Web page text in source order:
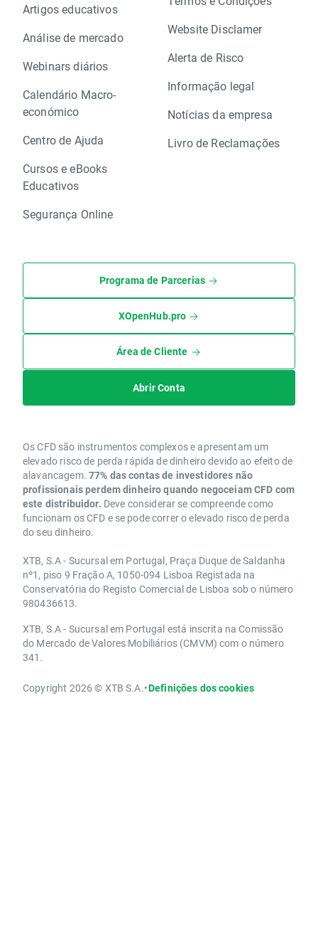
Artigos educativos
Análise de mercado
Webinars diários
Calendário Macro-
económico
Centro de Ajuda
Cursos e eBooks
Educativos
Segurança Online
Website Disclamer
Alerta de Risco
Informação legal
Notícias da empresa
Livro de Reclamações
Programa de Parcerias
XOpenHub.pro
Área de Cliente
Abrir Conta
Os CFD são instrumentos complexos e apresentam um
elevado risco de perda rápida de dinheiro devido ao efeito de
alavancagem. 77% das contas de investidores não
profissionais perdem dinheiro quando negoceiam CFD com
este distribuidor. Deve considerar se compreende como
funcionam os CFD e se pode correr o elevado risco de perda
do seu dinheiro.
XTB, S.A - Sucursal em Portugal, Praça Duque de Saldanha
nº1, piso 9 Fração A, 1050-094 Lisboa Registada na
Conservatória do Registo Comercial de Lisboa sob o número
980436613.
XTB, S.A - Sucursal em Portugal está inscrita na Comissão
do Mercado de Valores Mobiliários (CMVM) com o número
341.
Copyright 2026 © XTB S.A.•Definições dos cookies